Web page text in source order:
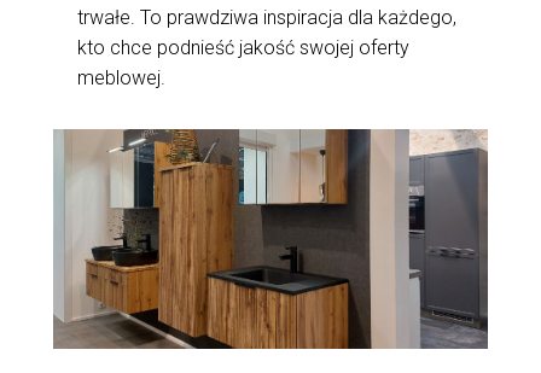
trwałe. To prawdziwa inspiracja dla każdego,
kto chce podnieść jakość swojej oferty
meblowej.